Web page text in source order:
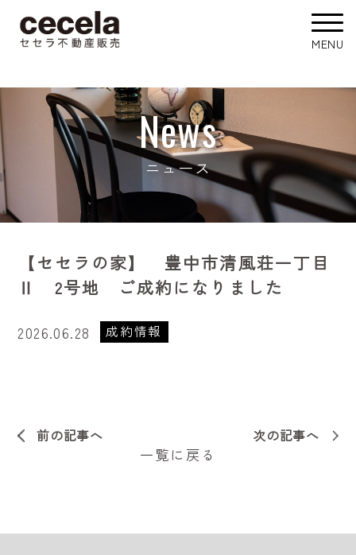
News
ニュース
【セセラの家】 豊中市清風荘一丁目
Ⅱ 2号地 ご成約になりました
2026.06.28 成約情報
前の記事へ 次の記事へ
一覧に戻る